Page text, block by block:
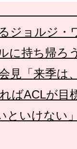
ジョルジ・
に持ち帰ろ
見「来季は
ばACLが目
といけない